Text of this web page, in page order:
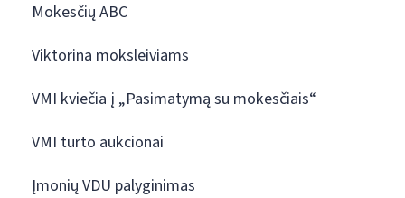
Mokesčių ABC
Viktorina moksleiviams
VMI kviečia į „Pasimatymą su mokesčiais“
VMI turto aukcionai
Įmonių VDU palyginimas